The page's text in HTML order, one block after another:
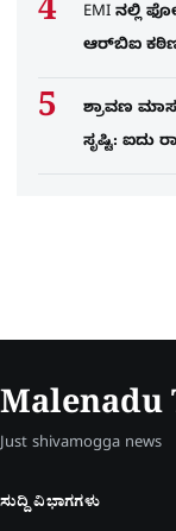
EMI ನಲ್ಲಿ
ಆರ್‌ಬಿಐ
ಶ್ರಾವಣ
ಸೃಷ್ಟಿ: ಐದು
Malenadu
Just shivamogga news
ಸುದ್ದಿ ವಿಭಾಗಗಳು